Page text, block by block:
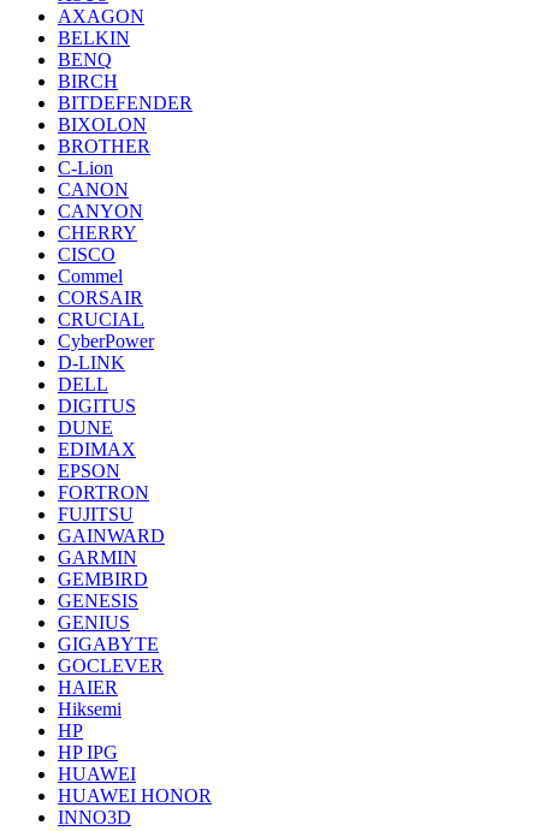
AXAGON
BELKIN
BENQ
BIRCH
BITDEFENDER
BIXOLON
BROTHER
C-Lion
CANON
CANYON
CHERRY
CISCO
Commel
CORSAIR
CRUCIAL
CyberPower
D-LINK
DELL
DIGITUS
DUNE
EDIMAX
EPSON
FORTRON
FUJITSU
GAINWARD
GARMIN
GEMBIRD
GENESIS
GENIUS
GIGABYTE
GOCLEVER
HAIER
Hiksemi
HP
HP IPG
HUAWEI
HUAWEI HONOR
INNO3D